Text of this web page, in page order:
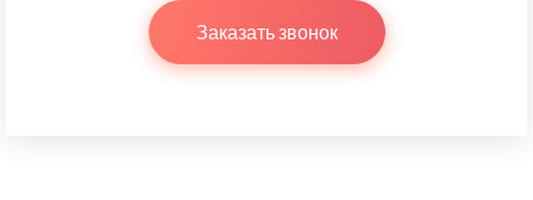
Заказать звонок